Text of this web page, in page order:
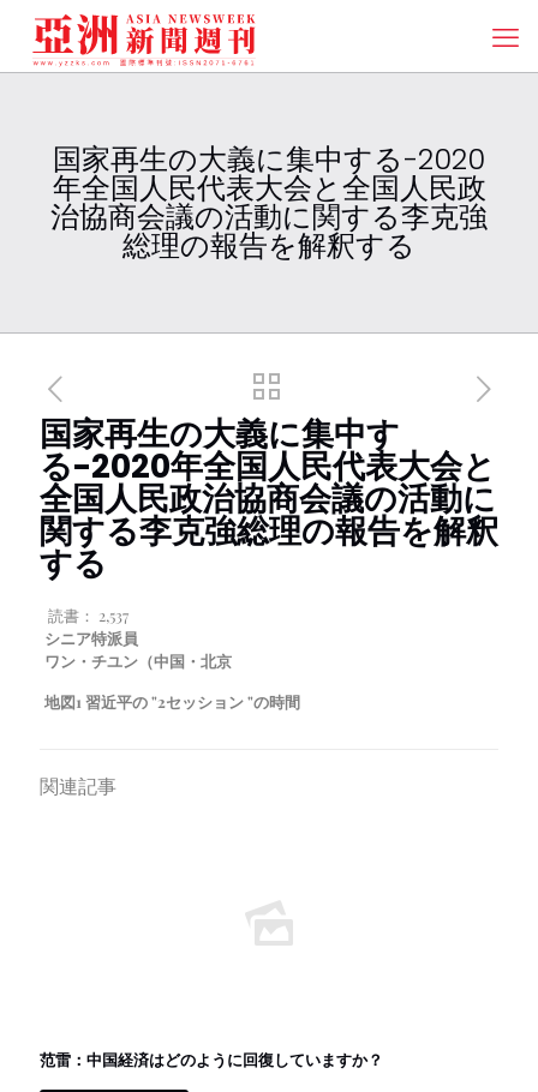
国家再生の大義に集中する-2020
年全国人民代表大会と全国人民政
治協商会議の活動に関する李克強
総理の報告を解釈する
国家再生の大義に集中す
る-2020年全国人民代表大会と
全国人民政治協商会議の活動に
関する李克強総理の報告を解釈
する
読書： 2,537
シニア特派員
ワン・チユン（中国・北京
地図1 習近平の "2セッション "の時間
関連記事
范雷：中国経済はどのように回復していますか？